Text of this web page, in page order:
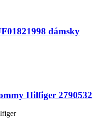
dámsky
Hilfiger 2790532